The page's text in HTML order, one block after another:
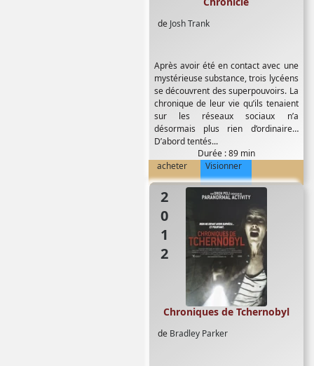
de Josh Trank
Après avoir été en contact avec une
mystérieuse substance, trois lycéens
se découvrent des superpouvoirs. La
chronique de leur vie qu’ils tenaient
sur les réseaux sociaux n’a
désormais plus rien d’ordinaire…
D’abord tentés...
Durée : 89 min
acheter
Visionner
2012
de Bradley Parker
Chroniques de Tchernobyl